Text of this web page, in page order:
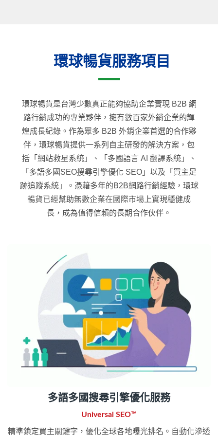
環球暢貨服務項目
環球暢貨是台灣少數真正能夠協助企業實現 B2B 網
路行銷成功的專業夥伴，擁有數百家外銷企業的輝
煌成長紀錄。作為眾多 B2B 外銷企業首選的合作夥
伴，環球暢貨提供一系列自主研發的解決方案，包
括「網站救星系統」、「多國語言 AI 翻譯系統」、
「多語多國SEO搜尋引擎優化 SEO」以及「買主足
跡追蹤系統」。憑藉多年的B2B網路行銷經驗，環球
暢貨已經幫助無數企業在國際市場上實現穩健成
長，成為值得信賴的長期合作伙伴。
多語多國搜尋引擎優化服務
Universal SEO™
精準鎖定買主關鍵字，優化全球各地曝光排名。自動化滲透